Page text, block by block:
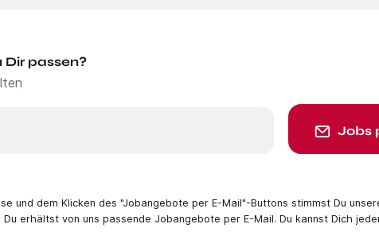
Dir passen?
Jobs
und dem Klicken des "Jobangebote per E-Mail"-Buttons stimmst Du
. Du erhältst von uns passende Jobangebote per E-Mail. Du kannst Dich